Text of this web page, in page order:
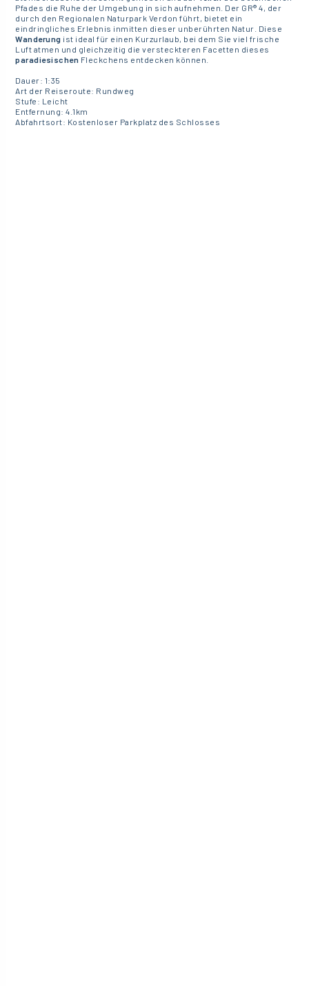
Pfades die Ruhe der Umgebung in sich aufnehmen. Der GR® 4, der
durch den Regionalen Naturpark Verdon führt, bietet ein
eindringliches Erlebnis inmitten dieser unberührten Natur. Diese
Wanderung ist ideal für einen Kurzurlaub, bei dem Sie viel frische
Luft atmen und gleichzeitig die versteckteren Facetten dieses
paradiesischen Fleckchens entdecken können.
Dauer: 1:35
Art der Reiseroute: Rundweg
Stufe: Leicht
Entfernung: 4.1km
Abfahrtsort: Kostenloser Parkplatz des Schlosses